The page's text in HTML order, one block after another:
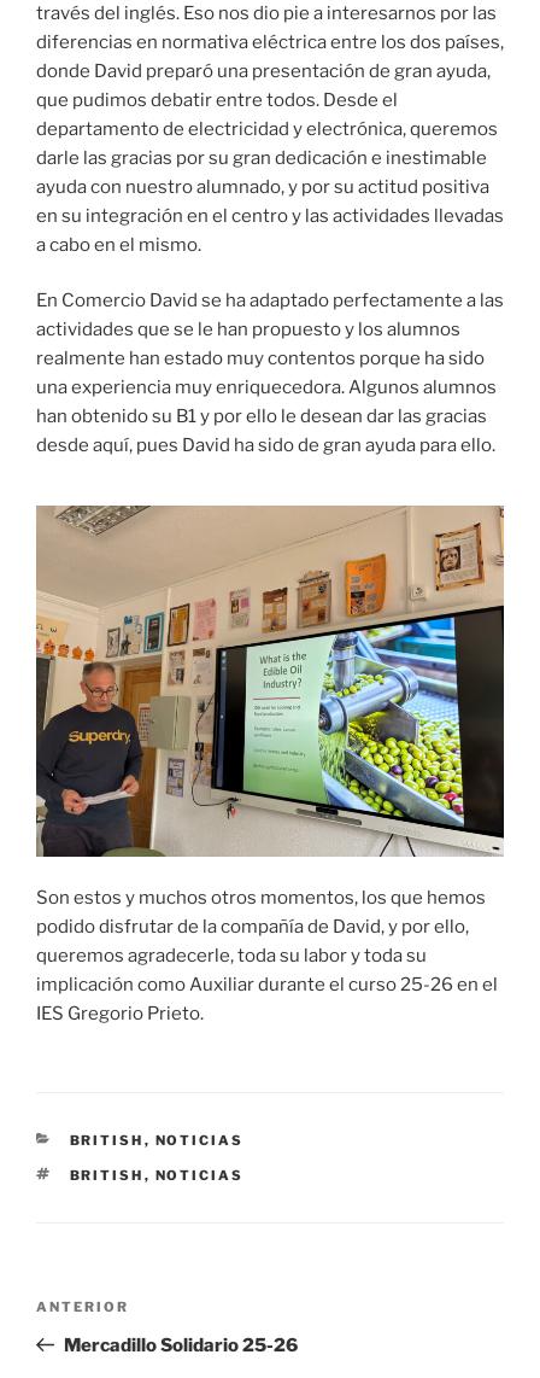
través del inglés. Eso nos dio pie a interesarnos por las
diferencias en normativa eléctrica entre los dos países,
donde David preparó una presentación de gran ayuda,
que pudimos debatir entre todos. Desde el
departamento de electricidad y electrónica, queremos
darle las gracias por su gran dedicación e inestimable
ayuda con nuestro alumnado, y por su actitud positiva
en su integración en el centro y las actividades llevadas
a cabo en el mismo.
En Comercio David se ha adaptado perfectamente a las
actividades que se le han propuesto y los alumnos
realmente han estado muy contentos porque ha sido
una experiencia muy enriquecedora. Algunos alumnos
han obtenido su B1 y por ello le desean dar las gracias
desde aquí, pues David ha sido de gran ayuda para ello.
Son estos y muchos otros momentos, los que hemos
podido disfrutar de la compañía de David, y por ello,
queremos agradecerle, toda su labor y toda su
implicación como Auxiliar durante el curso 25-26 en el
IES Gregorio Prieto.
CATEGORÍAS
BRITISH , NOTICIAS
ETIQUETAS
BRITISH , NOTICIAS
entradas
Entrada
anterior:
ANTERIOR
Mercadillo Solidario 25-26